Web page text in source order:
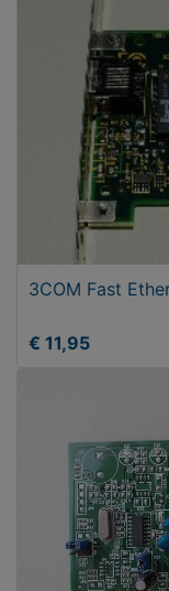
3COM Fast
€ 11,95